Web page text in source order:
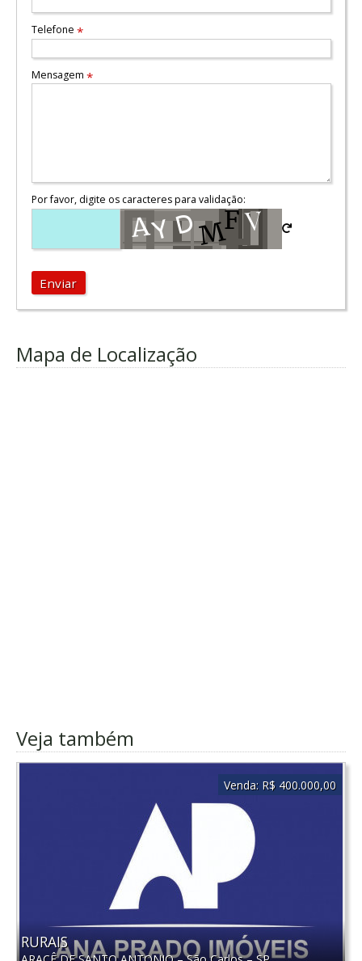
Telefone *
Mensagem *
Por favor, digite os caracteres para validação:
Enviar
Mapa de Localização
Veja também
RURAIS
Venda: R$ 400.000,00